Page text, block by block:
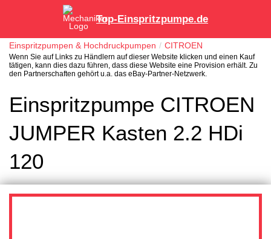
Top-Einspritzpumpe.de
Einspritzpumpen & Hochdruckpumpen CITROEN
Wenn Sie auf Links zu Händlern auf dieser Website klicken und einen Kauf
tätigen, kann dies dazu führen, dass diese Website eine Provision erhält. Zu
den Partnerschaften gehört u.a. das eBay-Partner-Netzwerk.
Einspritzpumpe CITROEN
JUMPER Kasten 2.2 HDi
120